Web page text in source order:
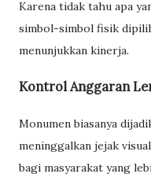
Karena tidak tahu apa
simbol-simbol fisik
menunjukkan kinerja.
Kontrol Anggaran
Monumen biasanya
meninggalkan jejak
bagi masyarakat yang